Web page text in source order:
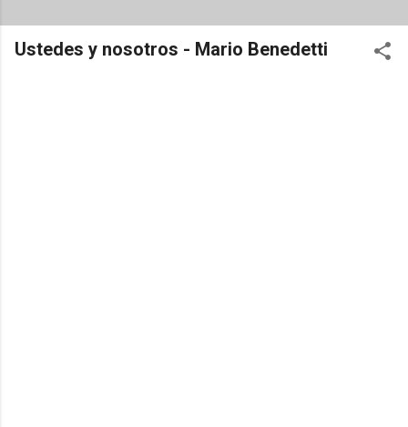
Ustedes y nosotros - Mario Benedetti